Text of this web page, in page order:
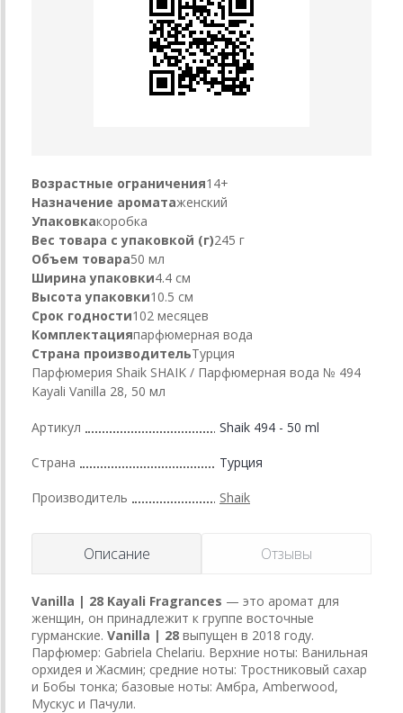
Возрастные ограничения14+
Назначение ароматаженский
Упаковкакоробка
Вес товара с упаковкой (г)245 г
Объем товара50 мл
Ширина упаковки4.4 см
Высота упаковки10.5 см
Срок годности102 месяцев
Комплектацияпарфюмерная вода
Страна производительТурция
Парфюмерия Shaik SHAIK / Парфюмерная вода № 494
Kayali Vanilla 28, 50 мл
Артикул Shaik 494 - 50 ml
Страна Турция
Производитель Shaik
Описание Отзывы
Vanilla | 28 Kayali Fragrances — это аромат для
женщин, он принадлежит к группе восточные
гурманские. Vanilla | 28 выпущен в 2018 году.
Парфюмер: Gabriela Chelariu. Верхние ноты: Ванильная
орхидея и Жасмин; средние ноты: Тростниковый сахар
и Бобы тонка; базовые ноты: Амбра, Amberwood,
Мускус и Пачули.